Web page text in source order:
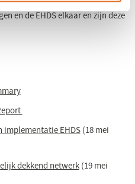
en de EHDS elkaar en zijn deze
implementatie EHDS(opent
een
(18 mei
dekkend netwerk(opent
(19 mei